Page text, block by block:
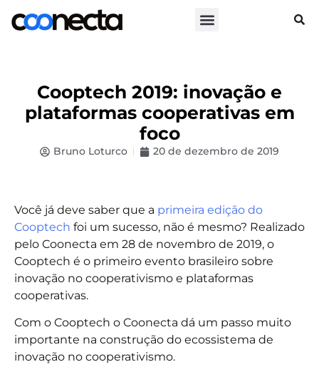
Cooptech 2019: inovação e
plataformas cooperativas em
foco
Bruno Loturco 20 de dezembro de 2019
Você já deve saber que a primeira edição do
Cooptech foi um sucesso, não é mesmo? Realizado
pelo Coonecta em 28 de novembro de 2019, o
Cooptech é o primeiro evento brasileiro sobre
inovação no cooperativismo e plataformas
cooperativas.
Com o Cooptech o Coonecta dá um passo muito
importante na construção do ecossistema de
inovação no cooperativismo.